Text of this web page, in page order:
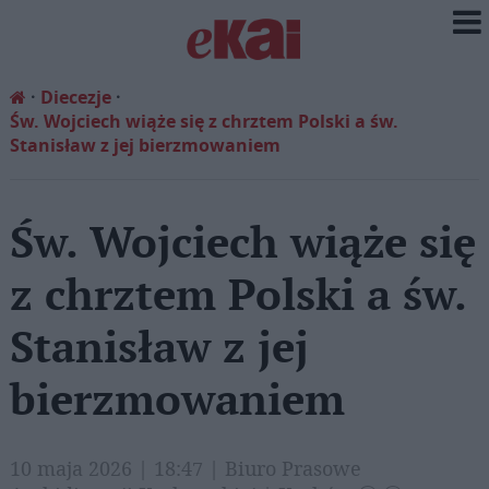
Diecezje
Św. Wojciech wiąże się z chrztem Polski a św.
Stanisław z jej bierzmowaniem
Św. Wojciech wiąże się
z chrztem Polski a św.
Stanisław z jej
bierzmowaniem
10 maja 2026 | 18:47 | Biuro Prasowe